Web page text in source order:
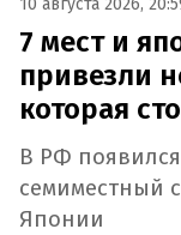
10 августа 2026,
7 мест и
привезли
которая
В РФ
семиместный
Японии